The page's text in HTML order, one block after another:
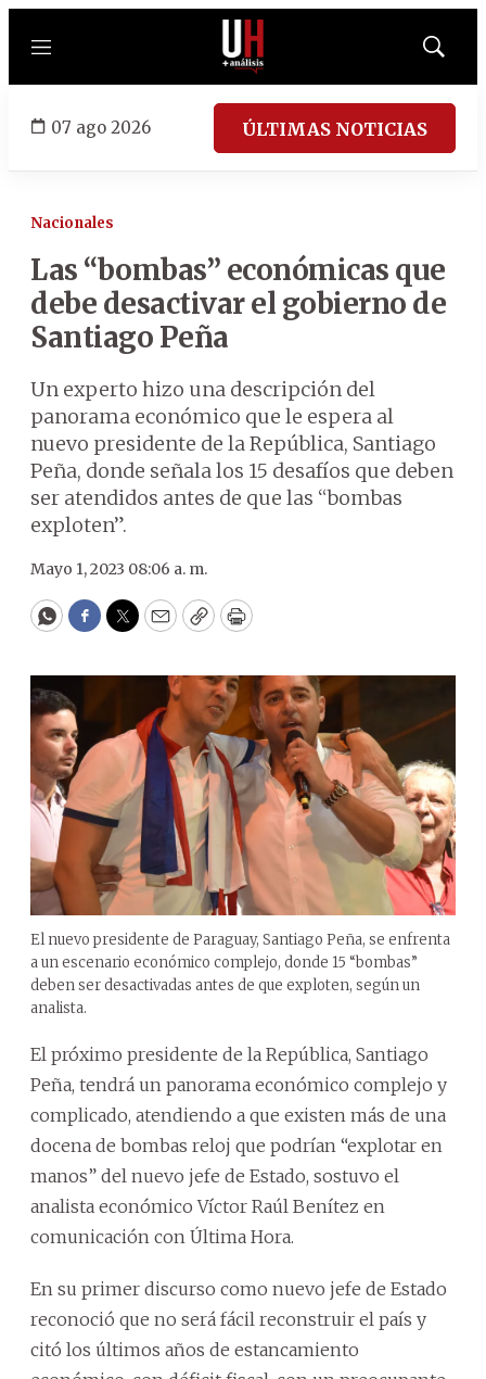
Menú
Mostrar
07 ago 2026 ÚLTIMAS NOTICIAS
Nacionales
Las “bombas” económicas que
debe desactivar el gobierno de
Santiago Peña
Un experto hizo una descripción del
panorama económico que le espera al
nuevo presidente de la República, Santiago
Peña, donde señala los 15 desafíos que deben
ser atendidos antes de que las “bombas
exploten”.
Mayo 1, 2023 08:06 a. m.
WhatsApp
Facebook
Twitter
EmailCopyPrint
El nuevo presidente de Paraguay, Santiago Peña, se enfrenta
a un escenario económico complejo, donde 15 “bombas”
deben ser desactivadas antes de que exploten, según un
analista.
El próximo presidente de la República, Santiago
Peña, tendrá un panorama económico complejo y
complicado, atendiendo a que existen más de una
docena de bombas reloj que podrían “explotar en
manos” del nuevo jefe de Estado, sostuvo el
analista económico Víctor Raúl Benítez en
comunicación con Última Hora.
En su primer discurso como nuevo jefe de Estado
reconoció que no será fácil reconstruir el país y
citó los últimos años de estancamiento